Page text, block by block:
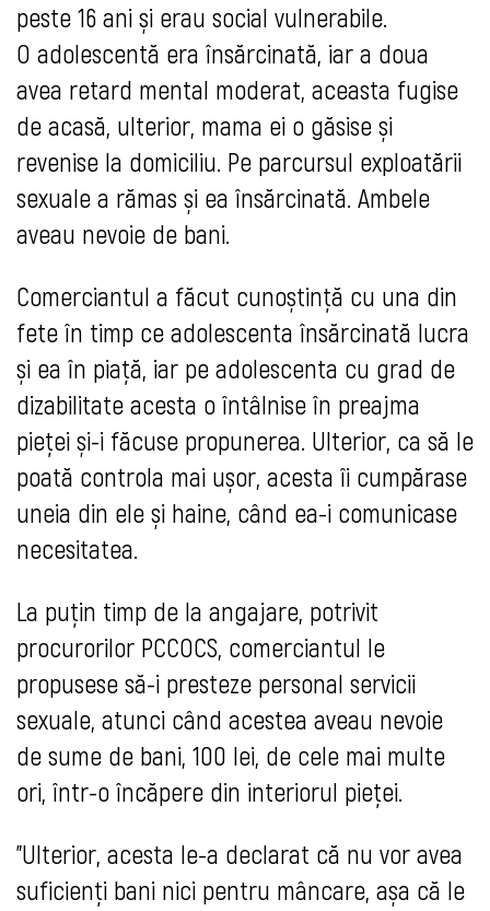
peste 16 ani și erau social vulnerabile.
O adolescentă era însărcinată, iar a doua
avea retard mental moderat, aceasta fugise
de acasă, ulterior, mama ei o găsise și
revenise la domiciliu. Pe parcursul exploatării
sexuale a rămas și ea însărcinată. Ambele
aveau nevoie de bani.
Comerciantul a făcut cunoștință cu una din
fete în timp ce adolescenta însărcinată lucra
și ea în piață, iar pe adolescenta cu grad de
dizabilitate acesta o întâlnise în preajma
pieței și-i făcuse propunerea. Ulterior, ca să le
poată controla mai ușor, acesta îi cumpărase
uneia din ele și haine, când ea-i comunicase
necesitatea.
La puțin timp de la angajare, potrivit
procurorilor PCCOCS, comerciantul le
propusese să-i presteze personal servicii
sexuale, atunci când acestea aveau nevoie
de sume de bani, 100 lei, de cele mai multe
ori, într-o încăpere din interiorul pieței.
"Ulterior, acesta le-a declarat că nu vor avea
suficienți bani nici pentru mâncare, așa că le